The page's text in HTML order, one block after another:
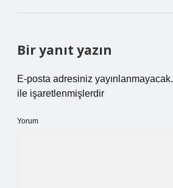
Bir yanıt yazın
E-posta adresiniz yayınlanmayacak.
ile işaretlenmişlerdir
Yorum